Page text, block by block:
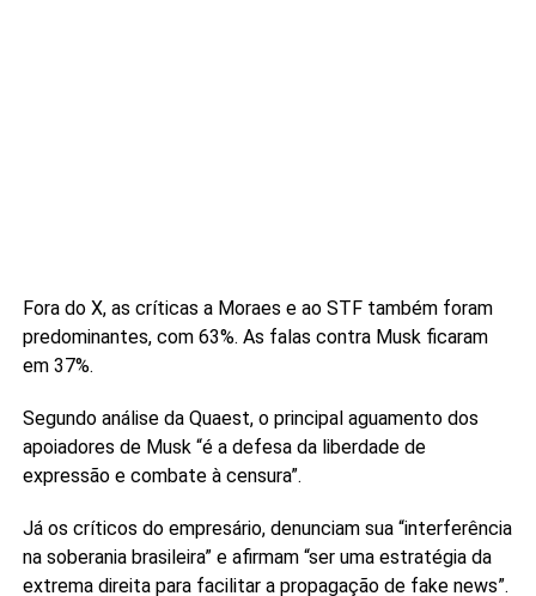
Fora do X, as críticas a Moraes e ao STF também foram
predominantes, com 63%. As falas contra Musk ficaram
em 37%.
Segundo análise da Quaest, o principal aguamento dos
apoiadores de Musk “é a defesa da liberdade de
expressão e combate à censura”.
Já os críticos do empresário, denunciam sua “interferência
na soberania brasileira” e afirmam “ser uma estratégia da
extrema direita para facilitar a propagação de fake news”.